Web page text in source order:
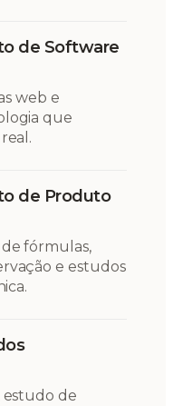
de Software
web e
que
de Produto
fórmulas,
e estudos
estudo de